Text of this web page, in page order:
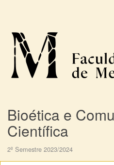
Bioética e
Científica
2º Semestre 2023/2024